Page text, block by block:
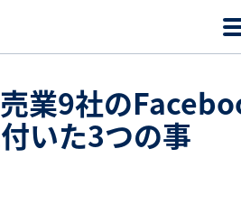
業9社の
いた3つの事